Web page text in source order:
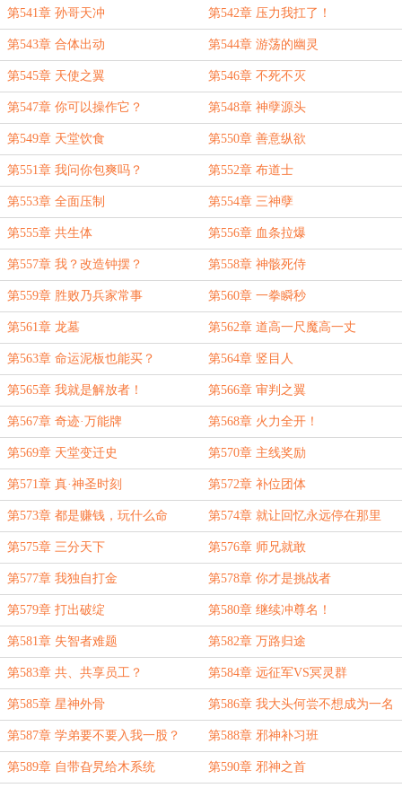
第541章 孙哥天冲 第542章 压力我扛了！
第543章 合体出动 第544章 游荡的幽灵
第545章 天使之翼 第546章 不死不灭
第547章 你可以操作它？ 第548章 神孽源头
第549章 天堂饮食 第550章 善意纵欲
第551章 我问你包爽吗？ 第552章 布道士
第553章 全面压制 第554章 三神孽
第555章 共生体 第556章 血条拉爆
第557章 我？改造钟摆？ 第558章 神骸死侍
第559章 胜败乃兵家常事 第560章 一拳瞬秒
第561章 龙墓 第562章 道高一尺魔高一丈
第563章 命运泥板也能买？ 第564章 竖目人
第565章 我就是解放者！ 第566章 审判之翼
第567章 奇迹·万能牌 第568章 火力全开！
第569章 天堂变迁史 第570章 主线奖励
第571章 真·神圣时刻 第572章 补位团体
第573章 都是赚钱，玩什么命 第574章 就让回忆永远停在那里
第575章 三分天下 第576章 师兄就敢
第577章 我独自打金 第578章 你才是挑战者
第579章 打出破绽 第580章 继续冲尊名！
第581章 失智者难题 第582章 万路归途
第583章 共、共享员工？ 第584章 远征军VS冥灵群
第585章 星神外骨 第586章 我大头何尝不想成为一名
超级骨王呢！
第587章 学弟要不要入我一股？ 第588章 邪神补习班
第589章 自带旮旯给木系统 第590章 邪神之首